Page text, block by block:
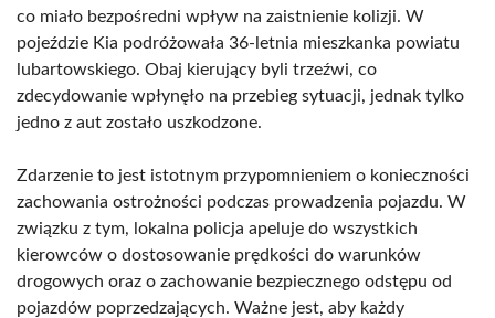
co miało bezpośredni wpływ na zaistnienie kolizji. W
pojeździe Kia podróżowała 36-letnia mieszkanka powiatu
lubartowskiego. Obaj kierujący byli trzeźwi, co
zdecydowanie wpłynęło na przebieg sytuacji, jednak tylko
jedno z aut zostało uszkodzone.
Zdarzenie to jest istotnym przypomnieniem o konieczności
zachowania ostrożności podczas prowadzenia pojazdu. W
związku z tym, lokalna policja apeluje do wszystkich
kierowców o dostosowanie prędkości do warunków
drogowych oraz o zachowanie bezpiecznego odstępu od
pojazdów poprzedzających. Ważne jest, aby każdy